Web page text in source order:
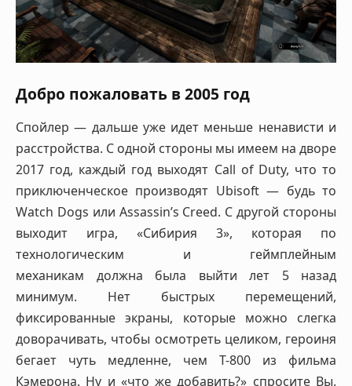
Добро пожаловать в 2005 год
Спойлер — дальше уже идет меньше ненависти и
расстройства. С одной стороны мы имеем на дворе
2017 год, каждый год выходят Call of Duty, что то
приключенческое производят Ubisoft — будь то
Watch Dogs или Assassin’s Creed. С другой стороны
выходит игра, «Сибирия 3», которая по
технологическим и геймплейным
механикам должна была выйти лет 5 назад
минимум. Нет быстрых перемещений,
фиксированные экраны, которые можно слегка
доворачивать, чтобы осмотреть целиком, героиня
бегает чуть медленне, чем Т-800 из фильма
Кэмерона. Ну и «что же добавить?» спросите Вы.